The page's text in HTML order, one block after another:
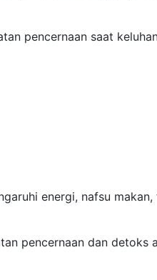
pencernaan saat
energi, nafsu
pencernaan dan detoks